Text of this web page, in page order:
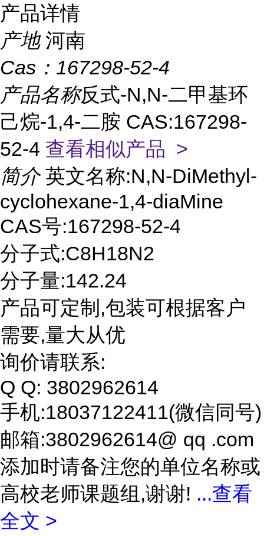
产品详情
产地 河南
Cas： 167298-52-4
产品名称反式-N,N-二甲基环
己烷-1,4-二胺 CAS:167298-
52-4 查看相似产品 >
简介 英文名称:N,N-DiMethyl-
cyclohexane-1,4-diaMine
CAS号:167298-52-4
分子式:C8H18N2
分子量:142.24
产品可定制,包装可根据客户
需要,量大从优
询价请联系:
Q Q: 3802962614
手机:18037122411(微信同号)
邮箱:3802962614@ qq .com
添加时请备注您的单位名称或
高校老师课题组,谢谢! ...查看
全文 >